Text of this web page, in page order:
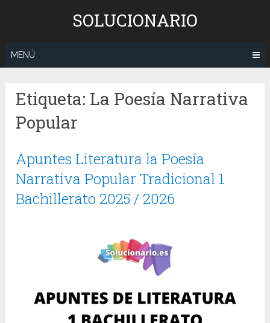
SOLUCIONARIO
MENÚ
Etiqueta: La Poesía Narrativa
Popular
Apuntes Literatura la Poesía
Narrativa Popular Tradicional 1
Bachillerato 2025 / 2026